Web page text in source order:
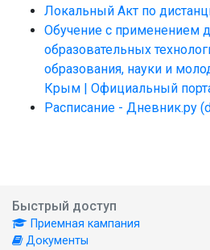
Локальный Акт по
Обучение с применением
образовательных
образования, науки и
Крым | Официальный
Расписание - Дневник.ру
Быстрый доступ
Приемная кампания
Документы